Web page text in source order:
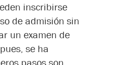
inscribirse
de admisión sin
un examen de
se ha